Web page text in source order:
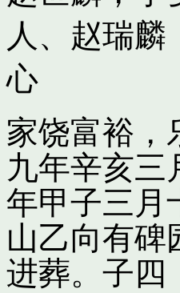
人 、 赵瑞麟
心
家饶富裕，
九年辛亥三
年甲子三月
山乙向有碑
进葬。子四